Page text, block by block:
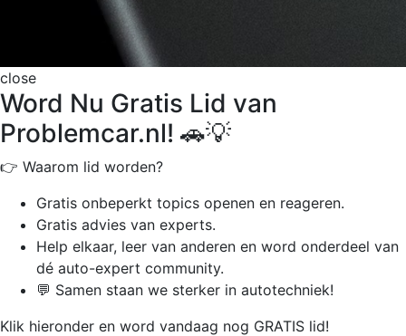
close
Word Nu Gratis Lid van
Problemcar.nl! 🚗💡
👉 Waarom lid worden?
Gratis onbeperkt topics openen en reageren.
Gratis advies van experts.
Help elkaar, leer van anderen en word onderdeel van
dé auto-expert community.
💬 Samen staan we sterker in autotechniek!
Klik hieronder en word vandaag nog GRATIS lid!